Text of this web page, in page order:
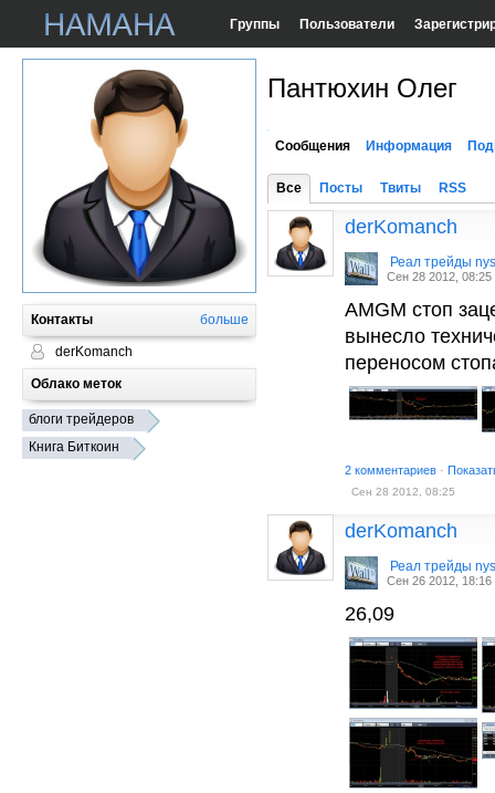
Группы Пользователи
Контакты больше
derKomanch
Облако меток
блоги трейдеров
Книга Биткоин
Пантюхин Олег
Сообщения Информация
Все Посты Твиты RSS
derKomanch
Реал трейды
Сен 28 2012, 08:25
AMGM стоп
вынесло
переносом
2 комментариев ·
Сен 28 2012, 08:25
derKomanch
Реал трейды
Сен 26 2012, 18:16
26,09